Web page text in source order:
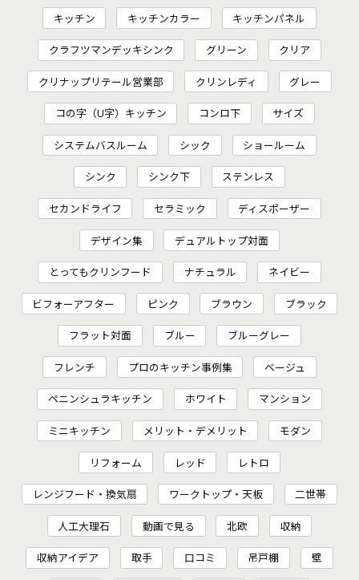
キッチン キッチンカラー キッチンパネル
クラフツマンデッキシンク グリーン クリア
クリナップリテール営業部 クリンレディ グレー
コの字（U字）キッチン コンロ下 サイズ
システムバスルーム シック ショールーム
シンク シンク下 ステンレス
セカンドライフ セラミック ディスポーザー
デザイン集 デュアルトップ対面
とってもクリンフード ナチュラル ネイビー
ビフォーアフター ピンク ブラウン ブラック
フラット対面 ブルー ブルーグレー
フレンチ プロのキッチン事例集 ベージュ
ペニンシュラキッチン ホワイト マンション
ミニキッチン メリット・デメリット モダン
リフォーム レッド レトロ
レンジフード・換気扇 ワークトップ・天板 二世帯
人工大理石 動画で見る 北欧 収納
収納アイデア 取手 口コミ 吊戸棚 壁